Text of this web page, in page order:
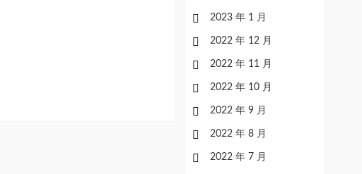
2023 年 1 月
2022 年 12 月
2022 年 11 月
2022 年 10 月
2022 年 9 月
2022 年 8 月
2022 年 7 月